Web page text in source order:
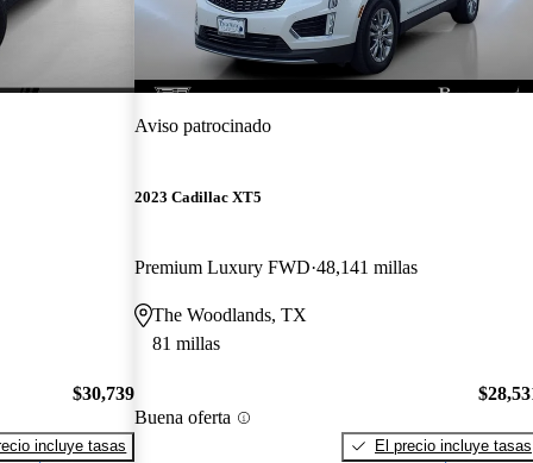
$30,739
incluye tasas
Aviso patrocinado
2023 Cadillac XT5
Premium Luxury FWD 48,141 millas
The Woodlands, TX
81 millas
Buena oferta
El precio incluye tasas